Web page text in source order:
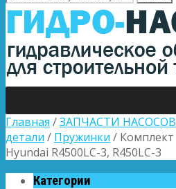
Главная /ЗАПЧАСТИ
детали / Пружинки /
Hyundai R4500LC-3, R450LC-3
Категории